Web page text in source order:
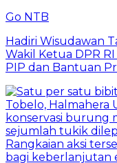
Go NTB
Hadiri Wisudawan
Wakil Ketua DPR
PIP dan Bantuan